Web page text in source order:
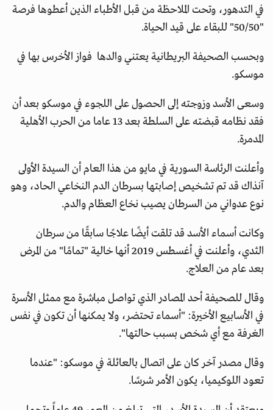
في التدهور، وتحت الملاحظة من قبل الأطباء الذين أعطوها فرصة
"50/50" للبقاء على قيد الحياة.
وبحسب الصحيفة البريطانية يعتني والدها فواز الأخرس بها في
موسكو.
وسعى الأسد وزوجته إلى الحصول على اللجوء في موسكو بعد أن
فقد نظامه قبضته على السلطة بعد 13 عاما من الحرب الأهلية
المدمرة.
وأعلنت الرئاسة السورية في مايو من هذا العام أن السيدة الأولى
آنذاك قد تم تشخيص إصابتها بسرطان الدم النخاعي الحاد، وهو
نوع عدواني من السرطان يصيب نخاع العظام والدم.
وكانت أسماء الأسد قد تلقت أيضًا علاجًا سابقًا من سرطان
الثدي، وأعلنت في أغسطس 2019 أنها خالية "تمامًا" من المرض
بعد عام من العلاج.
وقال للصحيفة أحد المصادر الذي تواصل مباشرة مع ممثل الأسرة
في الأسابيع الأخيرة: "أسماء تحتضر، ولا يمكنها أن تكون في نفس
الغرفة مع أي شخص بسبب حالتها".
وقال مصدر آخر كان على اتصال بالعائلة في موسكو: "عندما
تعود اللوكيميا، يكون الأمر شرسًا.